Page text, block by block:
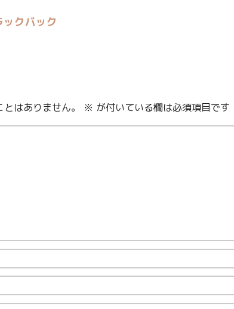
クバック
はありません。 ※ が付いている欄は必須項目です